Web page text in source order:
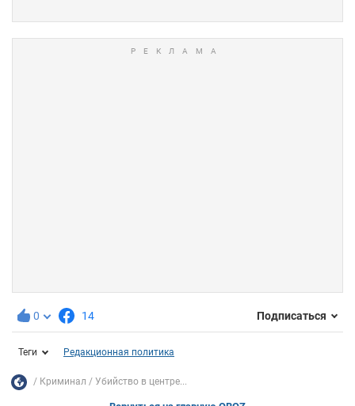
0 14 Подписаться
Теги Редакционная политика
Криминал Убийство в центре...